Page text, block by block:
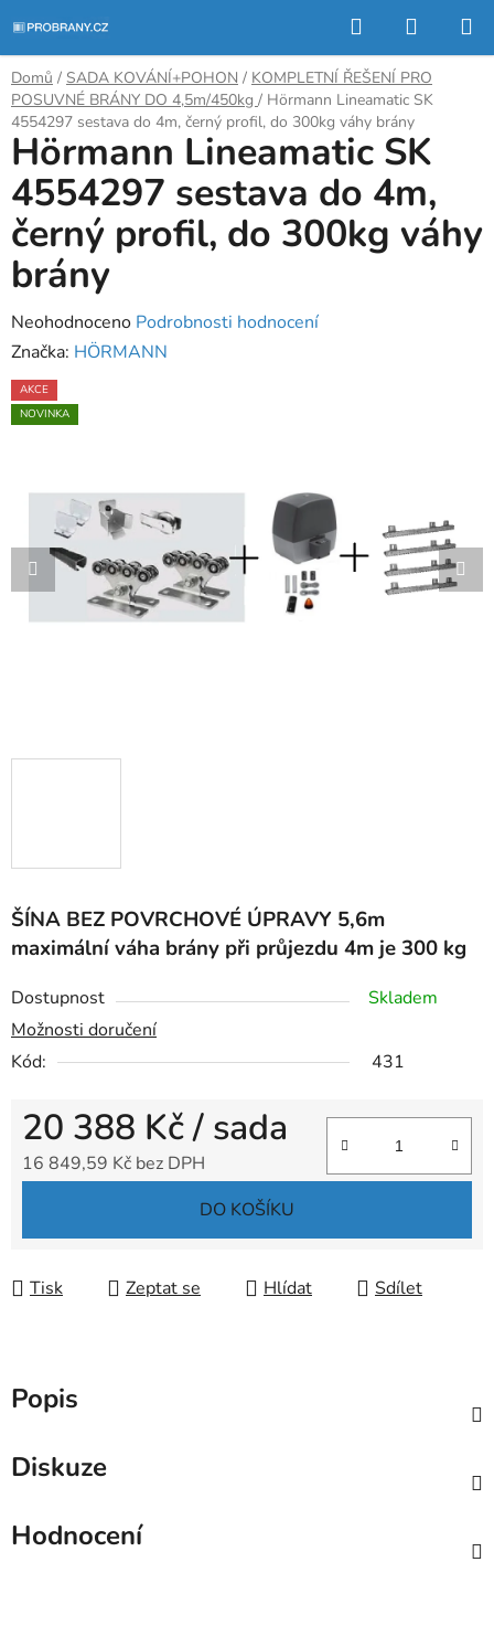
na
obsah
Hledat
KOŠÍK
Domů / SADA KOVÁNÍ+POHON / KOMPLETNÍ ŘEŠENÍ PRO
POSUVNÉ BRÁNY DO 4,5m/450kg / Hörmann Lineamatic SK
4554297 sestava do 4m, černý profil, do 300kg váhy brány
ŠÍNA BEZ POVRCHOVÉ ÚPRAVY 5,6m
maximální váha brány při průjezdu 4m je 300 kg
Dostupnost
Skladem
Možnosti doručení
Kód:
431
20 388 Kč/ sada
16 849,59 Kč bez DPH
DO KOŠÍKU
Tisk Zeptat se Hlídat Sdílet
Hörmann Lineamatic SK
4554297 sestava do 4m,
černý profil, do 300kg váhy
brány
Průměrné
hodnocení
produktu
je
hvězdiček.
Neohodnoceno Podrobnosti hodnocení
Značka: HÖRMANN
AKCE
NOVINKA
Popis
Diskuze
Hodnocení